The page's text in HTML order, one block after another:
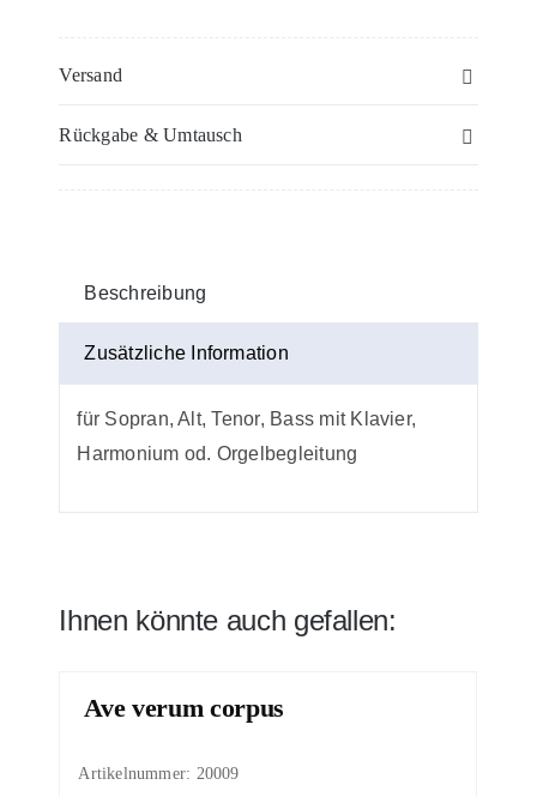
Versand
Rückgabe & Umtausch
Beschreibung
Zusätzliche Information
für Sopran, Alt, Tenor, Bass mit Klavier,
Harmonium od. Orgelbegleitung
Ihnen könnte auch gefallen:
Ave verum corpus
Artikelnummer: 20009